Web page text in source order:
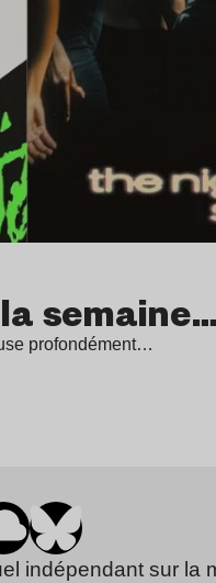
semaine…
profondément…
indépendant sur la